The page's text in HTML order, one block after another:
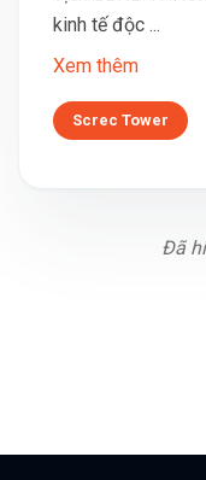
kinh tế độc ...
Xem thêm
Screc Tower
Đã